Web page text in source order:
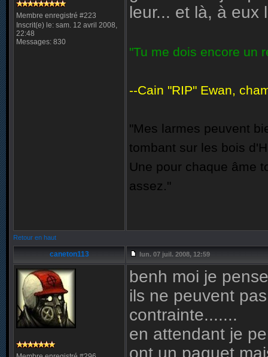
Membre enregistré #223
Inscrit(e) le: sam. 12 avril 2008,
22:48
Messages: 830
leur... et là, à eux
"Tu me dois encore un
--Cain "RIP" Ewan,
"Mes larmes peuvent
tombant sur les bois
Une pour chaque âme
assez."
Retour en haut
caneton113 lun. 07 juil. 2008, 12:59
benh moi je
ils ne peuvent
contrainte.......
en attendant je
ont un paquet